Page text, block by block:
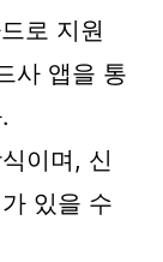
로 지원
사 앱을 통
이며, 신
있을 수